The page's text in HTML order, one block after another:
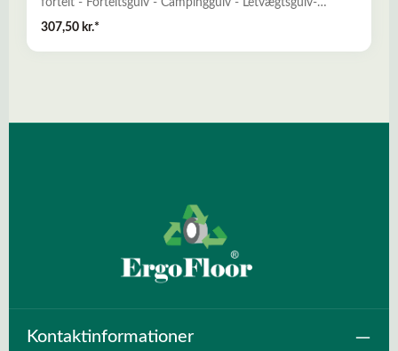
men samtidig stødabsorberende, bøjelig og komfortabel-
Ideelt til anvendelse som campinggulv i fortelte og telte
307,50 kr.*
Kontaktinformationer